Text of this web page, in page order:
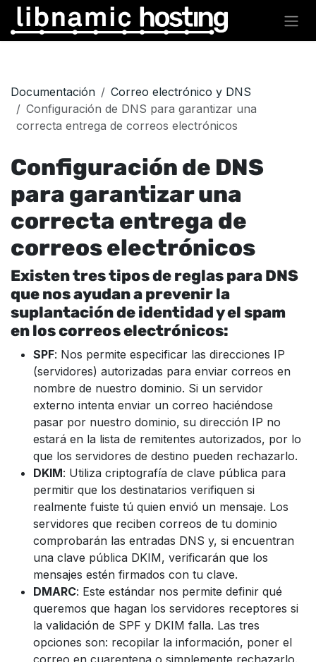
Ir al contenido
Documentación
Correo electrónico y DNS
Configuración de DNS para garantizar una
correcta entrega de correos electrónicos
Configuración de DNS
para garantizar una
correcta entrega de
correos electrónicos
Existen tres tipos de reglas para DNS
que nos ayudan a prevenir la
suplantación de identidad y el spam
en los correos electrónicos:
SPF: Nos permite especificar las direcciones IP
(servidores) autorizadas para enviar correos en
nombre de nuestro dominio. Si un servidor
externo intenta enviar un correo haciéndose
pasar por nuestro dominio, su dirección IP no
estará en la lista de remitentes autorizados, por lo
que los servidores de destino pueden rechazarlo.
DKIM: Utiliza criptografía de clave pública para
permitir que los destinatarios verifiquen si
realmente fuiste tú quien envió un mensaje. Los
servidores que reciben correos de tu dominio
comprobarán las entradas DNS y, si encuentran
una clave pública DKIM, verificarán que los
mensajes estén firmados con tu clave.
DMARC: Este estándar nos permite definir qué
queremos que hagan los servidores receptores si
la validación de SPF y DKIM falla. Las tres
opciones son: recopilar la información, poner el
correo en cuarentena o simplemente rechazarlo.